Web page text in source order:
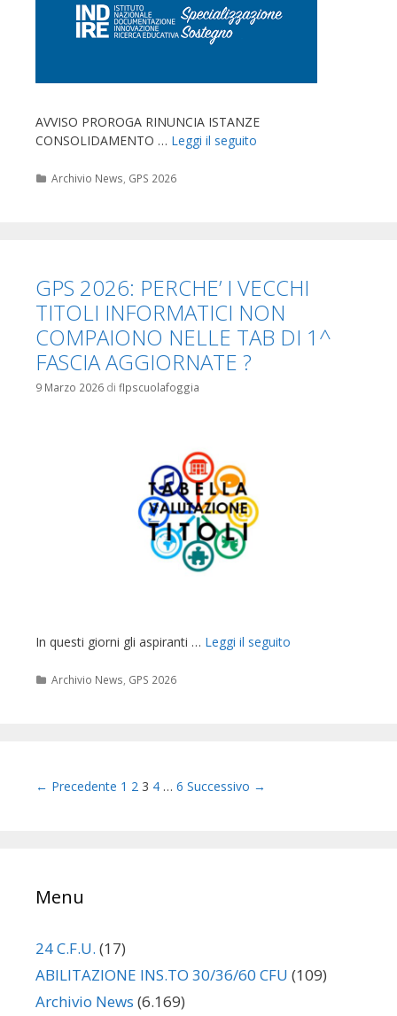
AVVISO PROROGA RINUNCIA ISTANZE
CONSOLIDAMENTO … Leggi il seguito
Categorie
Archivio News, GPS 2026
GPS 2026: PERCHE’ I VECCHI
TITOLI INFORMATICI NON
COMPAIONO NELLE TAB DI 1^
FASCIA AGGIORNATE ?
9 Marzo 2026 di flpscuolafoggia
In questi giorni gli aspiranti … Leggi il seguito
Categorie
Archivio News GPS 2026
Navigazione
← Precedente 1 2 3 4 … 6 Successivo →
Menu
24 C.F.U. (17)
ABILITAZIONE INS.TO 30/36/60 CFU (109)
Archivio News (6.169)